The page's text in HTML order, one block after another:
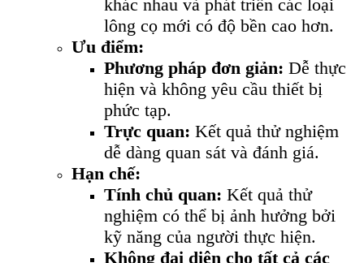
khác nhau và phát triển các loại
lông cọ mới có độ bền cao hơn.
Ưu điểm:
Phương pháp đơn giản: Dễ thực
hiện và không yêu cầu thiết bị
phức tạp.
Trực quan: Kết quả thử nghiệm
dễ dàng quan sát và đánh giá.
Hạn chế:
Tính chủ quan: Kết quả thử
nghiệm có thể bị ảnh hưởng bởi
kỹ năng của người thực hiện.
Không đại diện cho tất cả các